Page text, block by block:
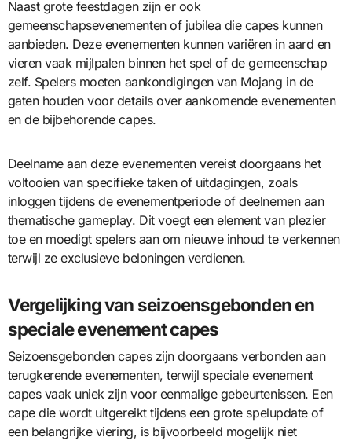
Naast grote feestdagen zijn er ook
gemeenschapsevenementen of jubilea die capes kunnen
aanbieden. Deze evenementen kunnen variëren in aard en
vieren vaak mijlpalen binnen het spel of de gemeenschap
zelf. Spelers moeten aankondigingen van Mojang in de
gaten houden voor details over aankomende evenementen
en de bijbehorende capes.
Deelname aan deze evenementen vereist doorgaans het
voltooien van specifieke taken of uitdagingen, zoals
inloggen tijdens de evenementperiode of deelnemen aan
thematische gameplay. Dit voegt een element van plezier
toe en moedigt spelers aan om nieuwe inhoud te verkennen
terwijl ze exclusieve beloningen verdienen.
Vergelijking van seizoensgebonden en
speciale evenement capes
Seizoensgebonden capes zijn doorgaans verbonden aan
terugkerende evenementen, terwijl speciale evenement
capes vaak uniek zijn voor eenmalige gebeurtenissen. Een
cape die wordt uitgereikt tijdens een grote spelupdate of
een belangrijke viering, is bijvoorbeeld mogelijk niet